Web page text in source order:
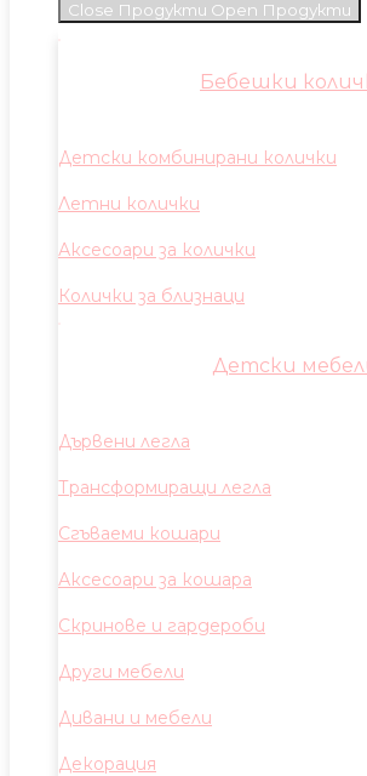
Close Продукти Open Продукти
Бебешки
Детски комбинирани колички
Летни колички
Аксесоари за колички
Колички за близнаци
Детски
Дървени легла
Трансформиращи легла
Сгъваеми кошари
Аксесоари за кошара
Скринове и гардероби
Други мебели
Дивани и мебели
Декорация